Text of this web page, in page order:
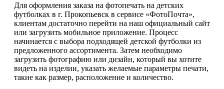
Для оформления заказа на фотопечать на детских
футболках в г. Прокопьевск в сервисе «ФотоПочта»,
клиентам достаточно перейти на наш официальный сайт
или загрузить мобильное приложение. Процесс
начинается с выбора подходящей детской футболки из
предложенного ассортимента. Затем необходимо
загрузить фотографию или дизайн, который вы хотите
видеть на изделии, указать желаемые параметры печати,
такие как размер, расположение и количество.